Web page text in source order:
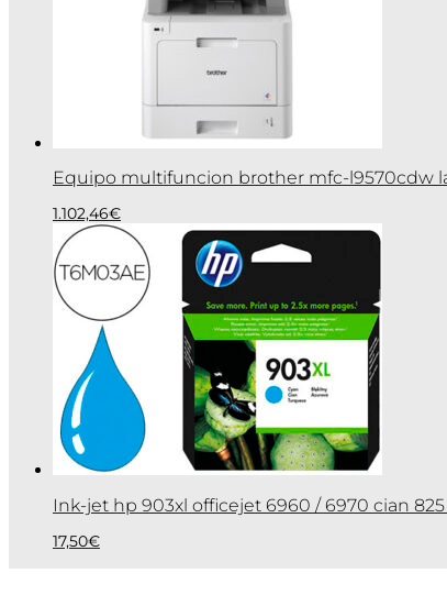
Equipo multifuncion brother mfc-l9570cdw
1.102,46€
Ink-jet hp 903xl officejet 6960 / 6970 cian
17,50€